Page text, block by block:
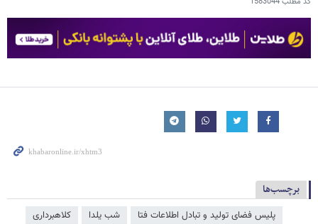
برچسب‌ها
پلیس فضای تولید و تبادل اطلاعات فتا شب یلدا کلاهبرداری